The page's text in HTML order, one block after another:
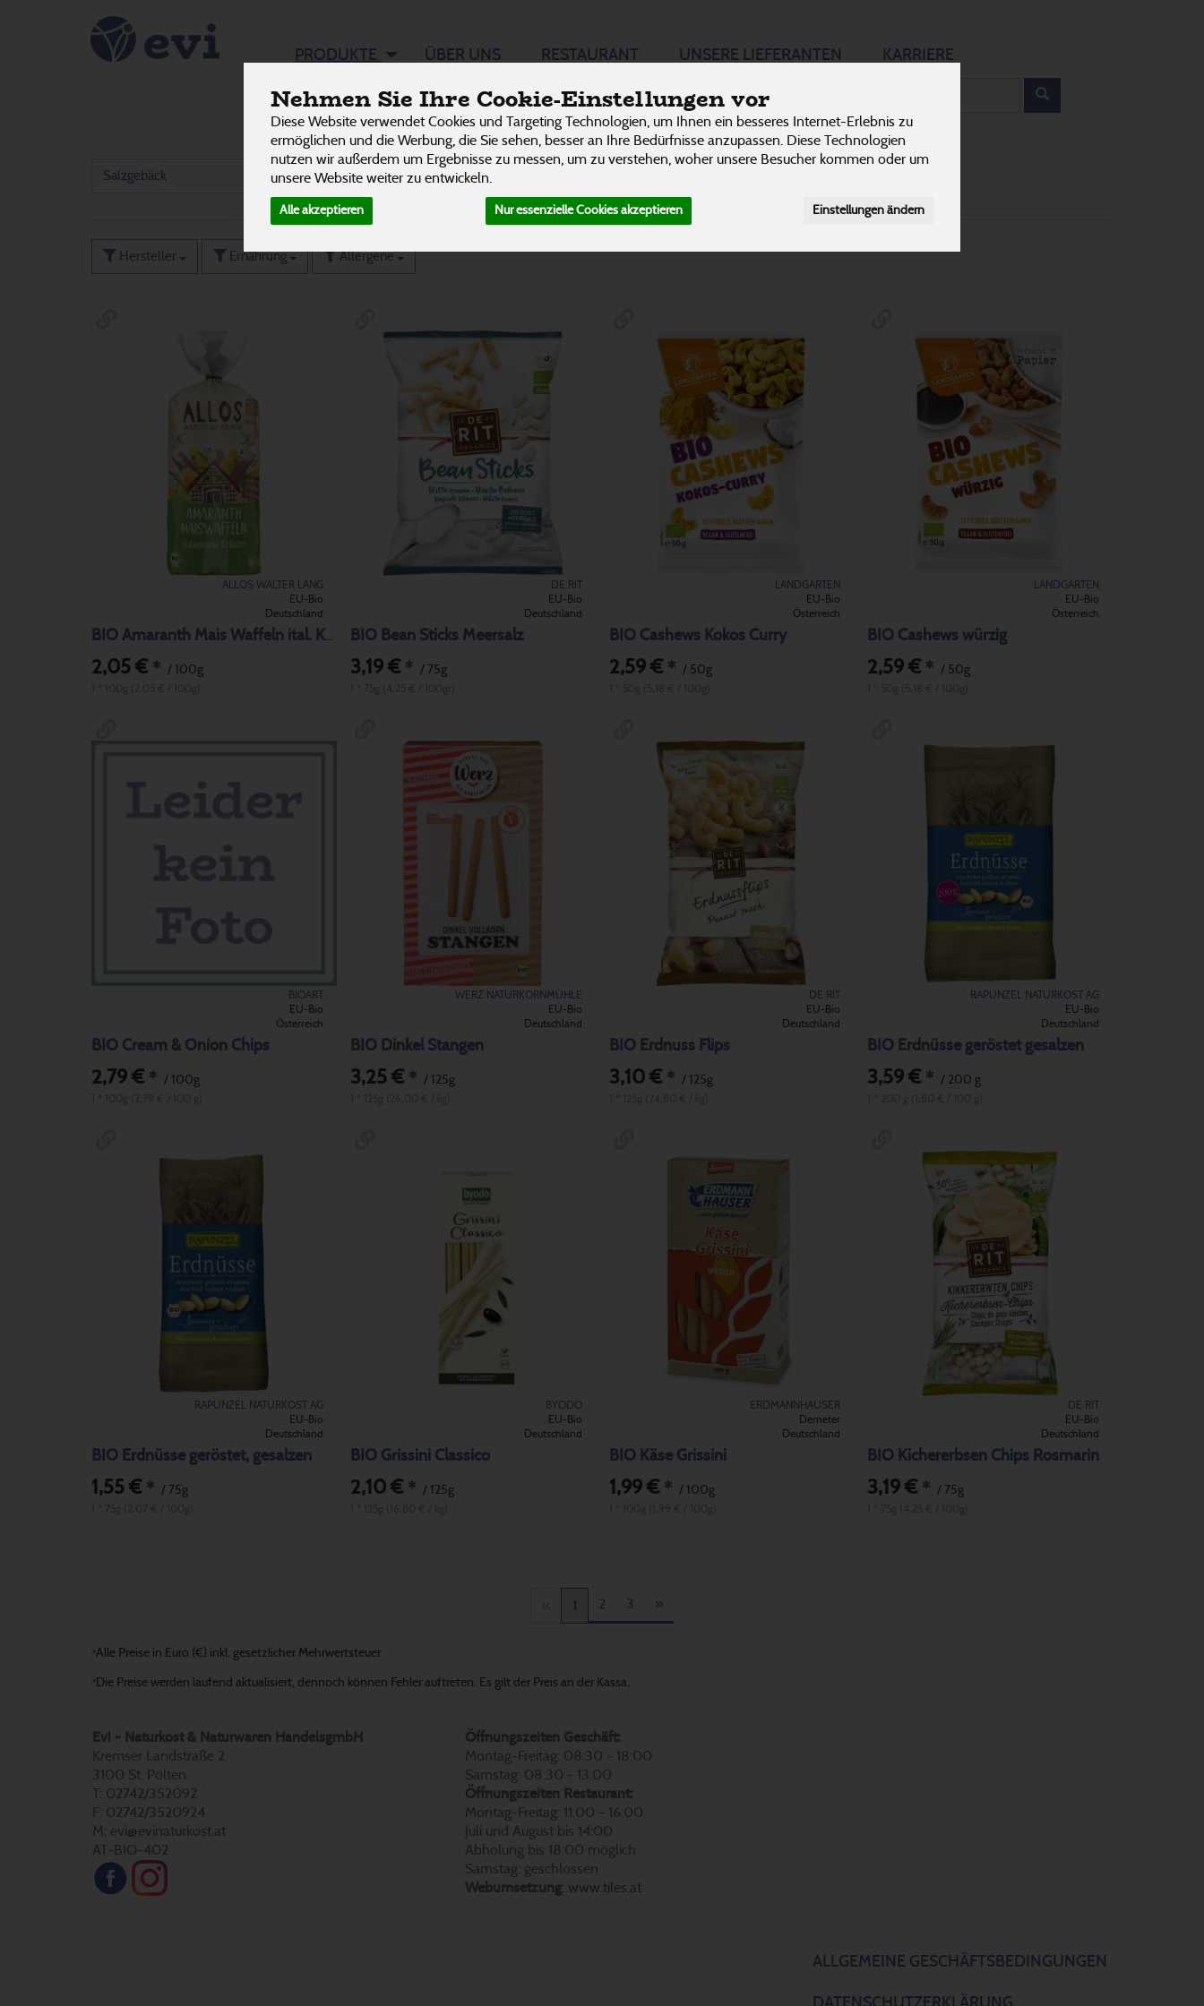
Nehmen Sie Ihre Cookie-Einstellungen vor
Diese Website verwendet Cookies und Targeting Technologien, um Ihnen ein besseres Internet-Erlebnis zu
ermöglichen und die Werbung, die Sie sehen, besser an Ihre Bedürfnisse anzupassen. Diese Technologien
nutzen wir außerdem um Ergebnisse zu messen, um zu verstehen, woher unsere Besucher kommen oder um
unsere Website weiter zu entwickeln.
Alle akzeptieren Nur essenzielle Cookies akzeptieren Einstellungen ändern
PRODUKTE ÜBER UNS RESTAURANT UNSERE LIEFERANTEN KARRIERE
Snacks & Knabbern
10 Nüsse gesalzen Reis- & Maiswaffeln
8
Salzgebäck Studentenfutter & Nussmischungen
Hersteller Ernährung Allergene
ALLOS WALTER LANG
EU-Bio
Deutschland
2,05 € * / 100g
DE RIT
EU-Bio
Deutschland
BIO Bean Sticks Meersalz
3,19 €* / 75g
LANDGARTEN
EU-Bio
Österreich
BIO Cashews Kokos Curry
2,59 €* / 50g
LANDGARTEN
EU-Bio
Österreich
BIO Cashews würzig
2,59 € * / 50g
BIOART
EU-Bio
Österreich
BIO Cream & Onion Chips
2,79 € * / 100g
WERZ NATURKORNMÜHLE
EU-Bio
Deutschland
BIO Dinkel Stangen
3,25 €* / 125g
DE RIT
EU-Bio
Deutschland
BIO Erdnuss Flips
3,10 €* / 125g
RAPUNZEL NATURKOST AG
EU-Bio
Deutschland
BIO Erdnüsse geröstet gesalzen
3,59 € * / 200 g
RAPUNZEL NATURKOST AG
EU-Bio
Deutschland
BIO Erdnüsse geröstet, gesalzen
1,55 € * / 75g
BYODO
EU-Bio
Deutschland
BIO Grissini Classico
2,10 €* / 125g
ERDMANNHAUSER
Demeter
Deutschland
BIO Käse Grissini
1,99 €* / 100g
DE RIT
EU-Bio
Deutschland
BIO Kichererbsen Chips Rosmarin
3,19 € * / 75g
1 2 3 »
*Alle Preise in Euro (€) inkl. gesetzlicher Mehrwertsteuer
* Die Preise werden laufend aktualisiert, dennoch können Fehler auftreten. Es gilt der Preis an der Kassa.
Evi - Naturkost & Naturwaren HandelsgmbH
Kremser Landstraße 2
3100 St. Pölten
T: 02742/352092
F: 02742/3520924
M: evi@evinaturkost.at
AT-BIO-402
Öffnungszeiten Geschäft:
Montag-Freitag: 08:30 - 18:00
Samstag: 08:30 - 13:00
Öffnungszeiten Restaurant:
Montag-Freitag: 11:00 - 16:00
Juli und August bis 14:00
Abholung bis 18:00 möglich
Samstag: geschlossen
Webumsetzung: www.tiles.at
ALLGEMEINE GESCHÄFTSBEDINGUNGEN